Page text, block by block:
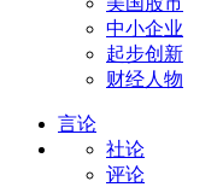
中小企业
起步创新
财经人物
言论
社论
评论